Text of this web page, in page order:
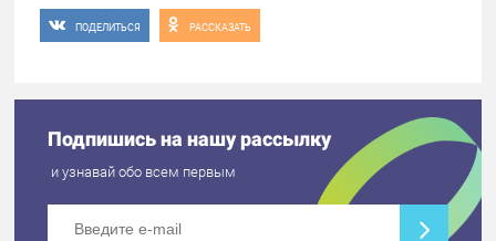
ПОДЕЛИТЬСЯ РАССКАЗАТЬ
Подпишись на нашу рассылку
и узнавай обо всем первым